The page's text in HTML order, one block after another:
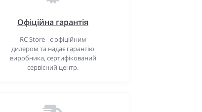
Офіційна гарантія
RC Store - є офіційним
дилером та надає гарантію
виробника, сертифікований
сервісний центр.